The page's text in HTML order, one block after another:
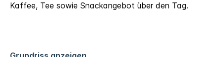
Kaffee, Tee sowie Snackangebot über den Tag.